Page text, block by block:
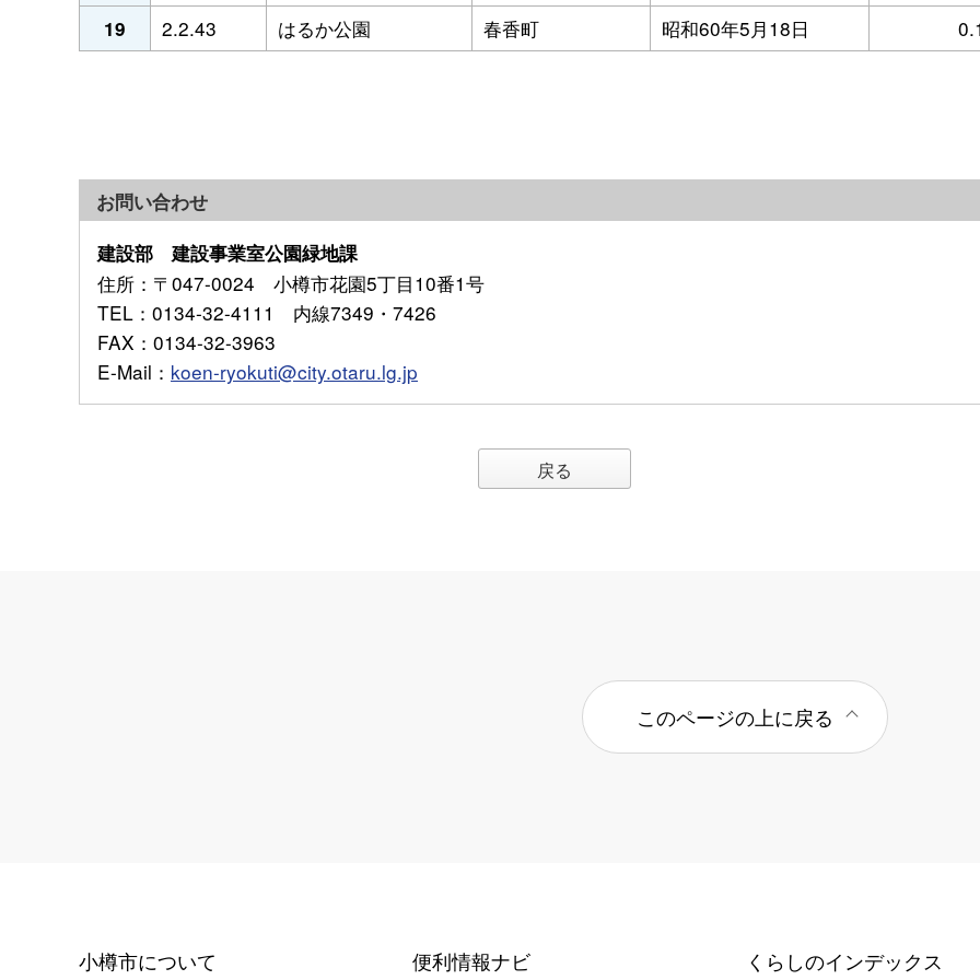
19 2.2.43 はるか公園 春香町 昭和60年5月18日
お問い合わせ
建設部 建設事業室公園緑地課
住所 ：〒047-0024 小樽市花園5丁目10番1号
TEL ：0134-32-4111 内線7349・7426
FAX ：0134-32-3963
E-Mail ： koen-ryokuti@city.otaru.lg.jp
戻る
このページの上に戻る
小樽市について 便利情報ナビ くらしのインデックス